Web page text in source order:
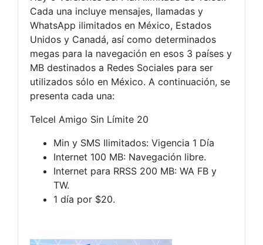
Cada una incluye mensajes, llamadas y
WhatsApp ilimitados en México, Estados
Unidos y Canadá, así como determinados
megas para la navegación en esos 3 países y
MB destinados a Redes Sociales para ser
utilizados sólo en México. A continuación, se
presenta cada una:
Telcel Amigo Sin Límite 20
Min y SMS Ilimitados: Vigencia 1 Día
Internet 100 MB: Navegación libre.
Internet para RRSS 200 MB: WA FB y
TW.
1 día por $20.